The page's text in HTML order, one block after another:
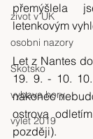
zivot v UK
osobni nazory
Skotsko
vybava hory
výlet 2019
přemýšlela
letenkovým
Let z Nantes
19. 9. - 10.
nakonec
ostrova
později).